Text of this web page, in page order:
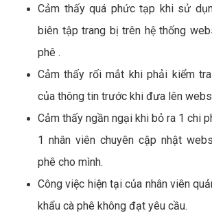
Cảm thấy quá phức tạp khi sử
biên tập trang bị trên hệ thống
phê .
Cảm thấy rối mắt khi phải kiểm
của thông tin trước khi đưa lên
Cảm thấy ngần ngại khi bỏ ra 1 chi
1 nhân viên chuyên cập nhật
phê cho mình.
Công việc hiện tại của nhân viên
khẩu cà phê không đạt yêu cầu.